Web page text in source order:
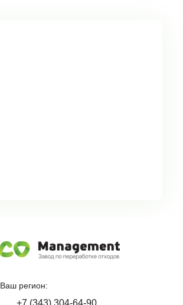
Ваш регион: